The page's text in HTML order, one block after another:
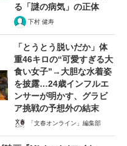
る「謎の病気」の正体
下村 健寿
「とうとう脱いだか」体
重46キロの“可愛すぎる大
食い女子”→大胆な水着姿
を披露…24歳インフルエ
ンサーが明かす、グラビ
ア挑戦の予想外の結末
「文春オンライン」編集部